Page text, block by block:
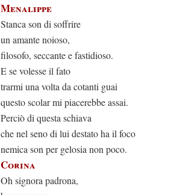
Menalippe
Stanca son di soffrire
un amante noioso,
filosofo, seccante e fastidioso.
E se volesse il fato
trarmi una volta da cotanti guai
questo scolar mi piacerebbe assai.
Perciò di questa schiava
che nel seno di lui destato ha il foco
nemica son per gelosia non poco.
Corina
Oh signora padrona,